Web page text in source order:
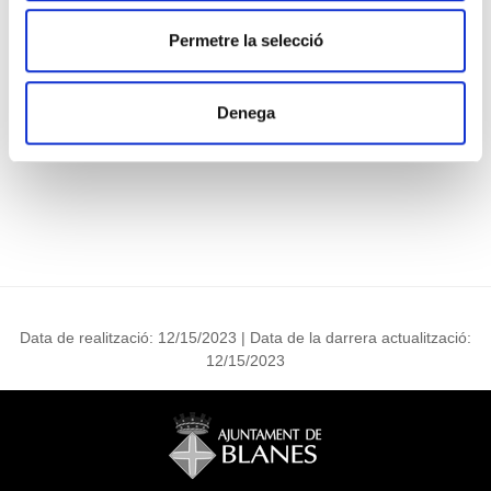
Permetre la selecció
Denega
Data de realització: 12/15/2023 | Data de la darrera actualització:
12/15/2023